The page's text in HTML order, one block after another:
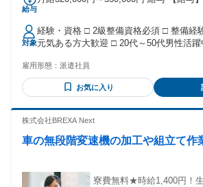
給与
円) ◎残業手当別途支給あり ◎交通費別
対象
経験・資格 □ 2級整備資格必須 □ 整備経
元気ある方大歓迎 □ 20代～50代男性活躍
雇用形態： 派遣社員
お気に入り
株式会社BREXA Next
車の無段階変速機の加工や組立て作
寮費無料★時給1,400円！